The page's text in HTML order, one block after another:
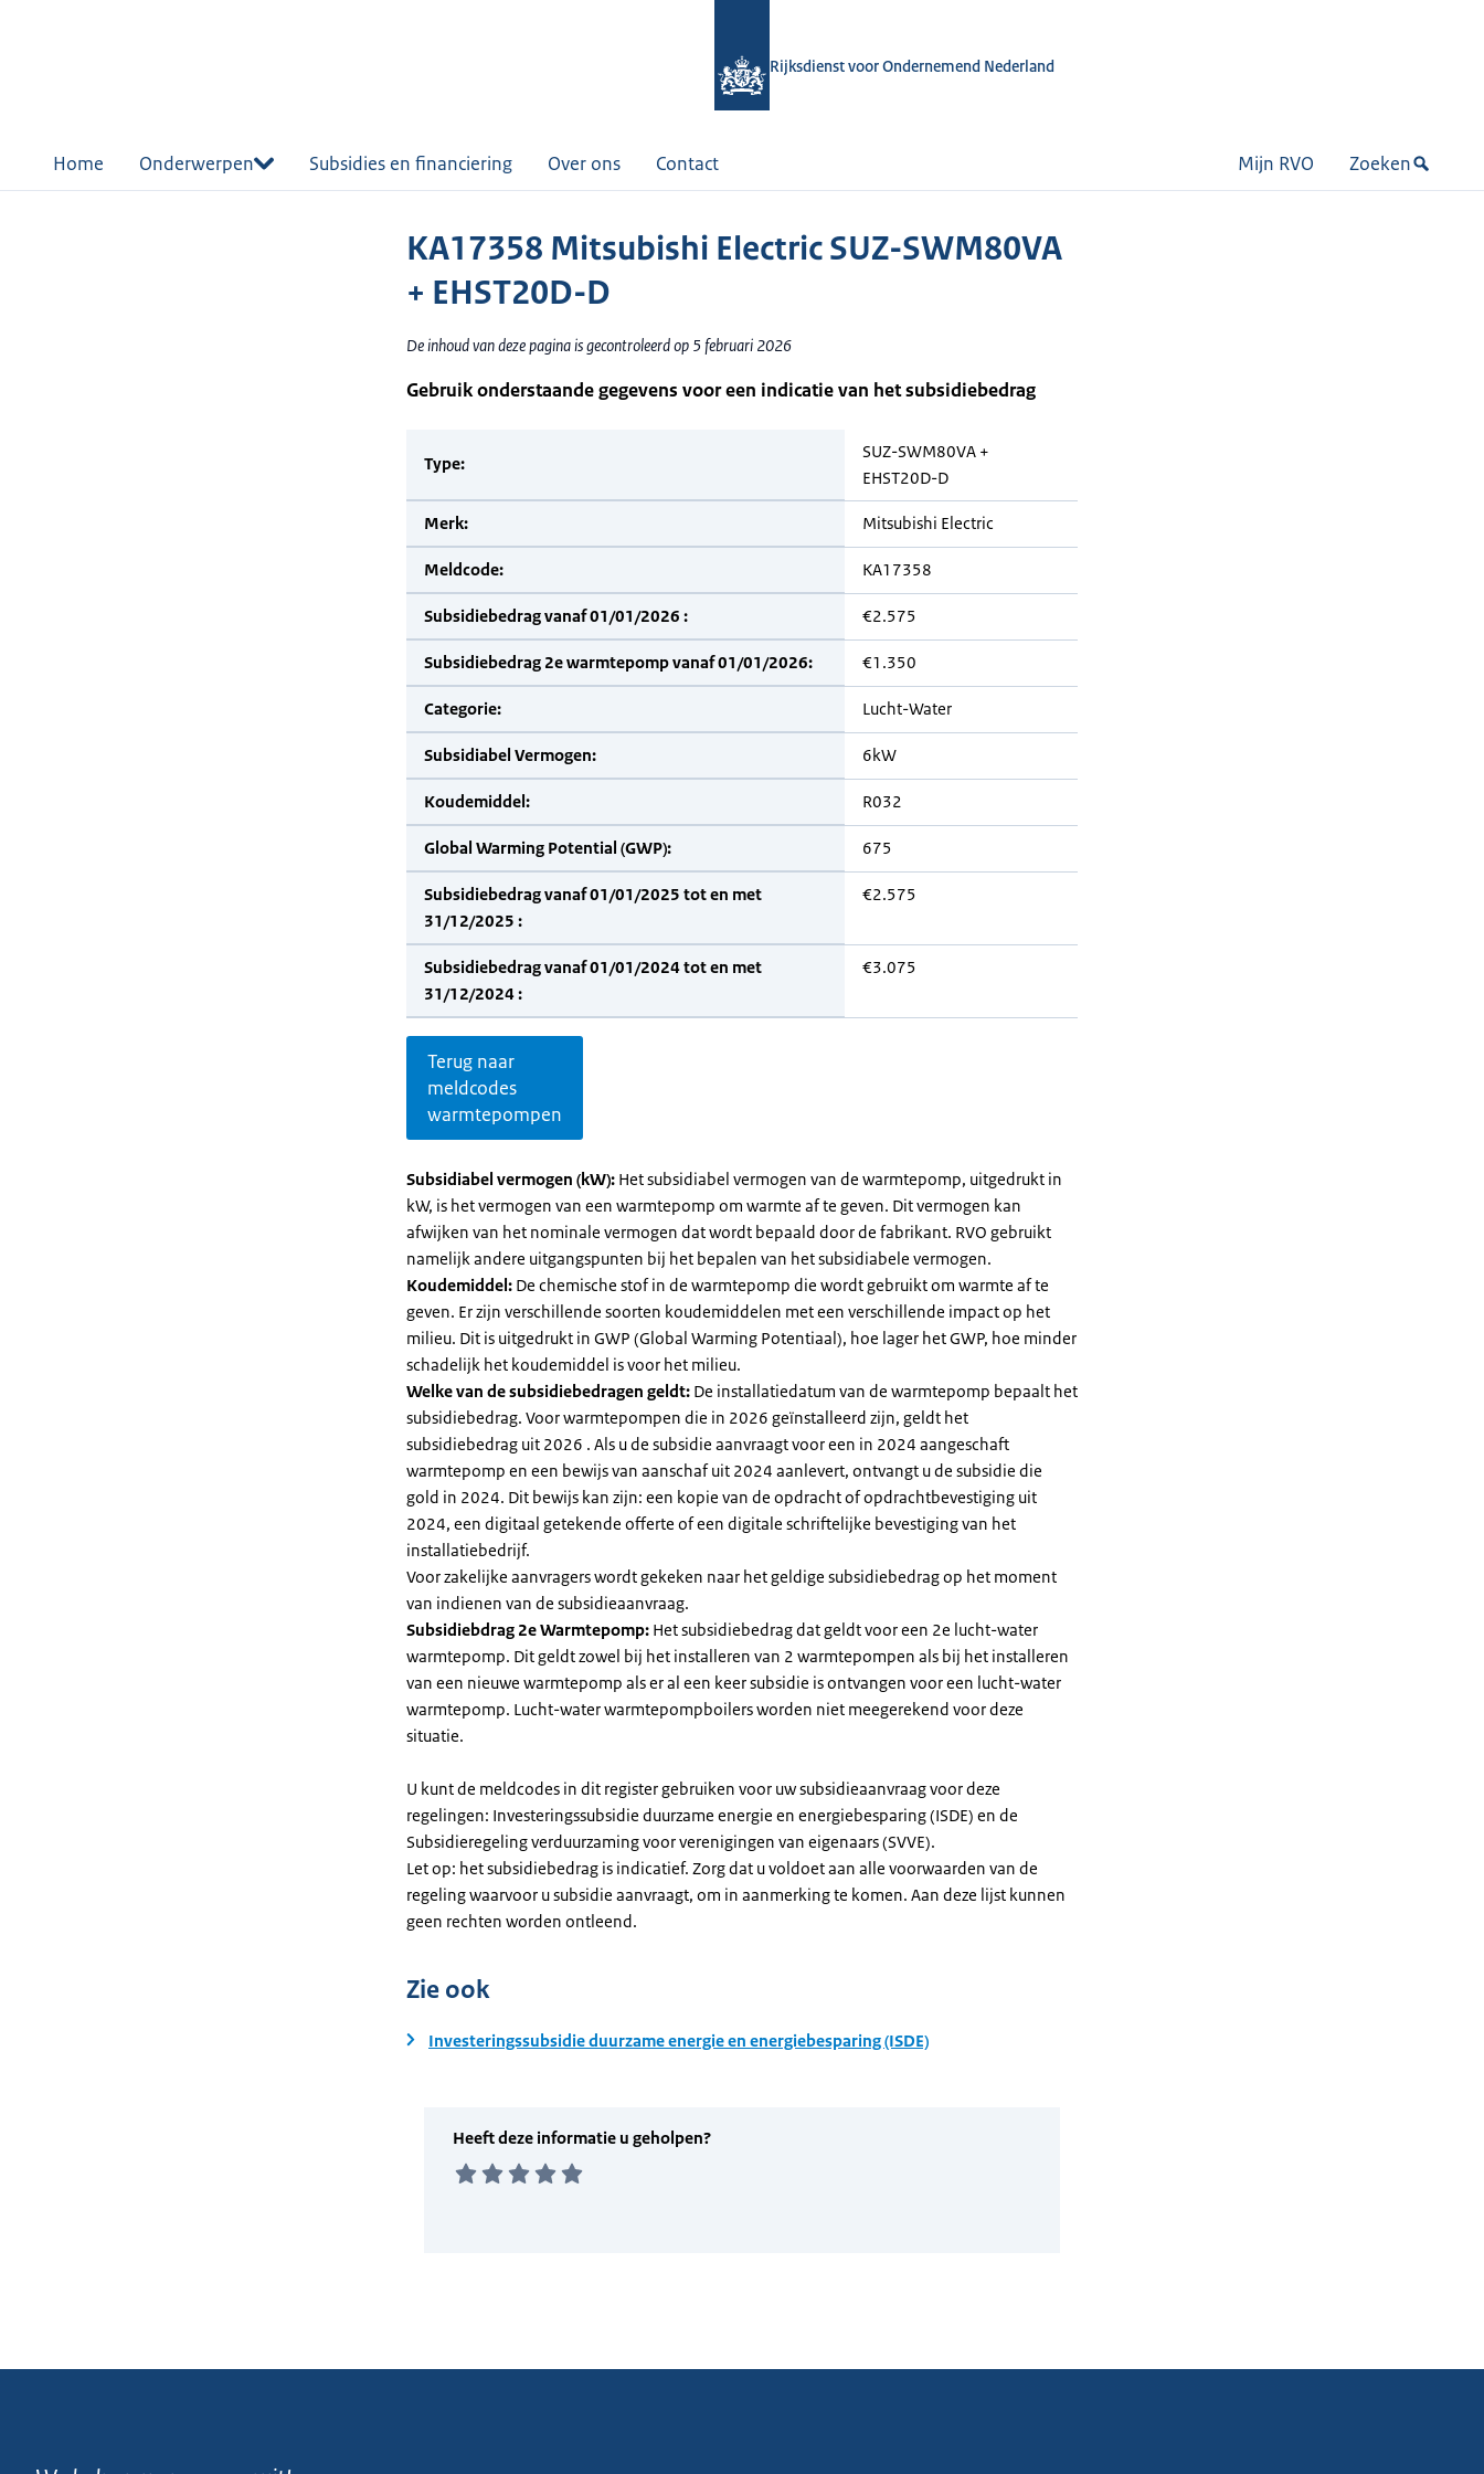
Rijksdienst voor Ondernemend Nederland
Home Onderwerpen Subsidies en financiering Over ons Contact Mijn RVO Zoeken
KA17358 Mitsubishi Electric SUZ-SWM80VA
+ EHST20D-D
De inhoud van deze pagina is gecontroleerd op 5 februari 2026
Gebruik onderstaande gegevens voor een indicatie van het subsidiebedrag
Type:
SUZ-SWM80VA +
EHST20D-D
Merk: Mitsubishi Electric
Meldcode: KA17358
Subsidiebedrag vanaf 01/01/2026 : €2.575
Subsidiebedrag 2e warmtepomp vanaf 01/01/2026: €1.350
Categorie: Lucht-Water
Subsidiabel Vermogen: 6kW
Koudemiddel: R032
Global Warming Potential (GWP): 675
Subsidiebedrag vanaf 01/01/2025 tot en met
31/12/2025 :
€2.575
Subsidiebedrag vanaf 01/01/2024 tot en met
31/12/2024 :
€3.075
Terug naar
meldcodes
warmtepompen
Subsidiabel vermogen (kW): Het subsidiabel vermogen van de warmtepomp, uitgedrukt in
kW, is het vermogen van een warmtepomp om warmte af te geven. Dit vermogen kan
afwijken van het nominale vermogen dat wordt bepaald door de fabrikant. RVO gebruikt
namelijk andere uitgangspunten bij het bepalen van het subsidiabele vermogen.
Koudemiddel: De chemische stof in de warmtepomp die wordt gebruikt om warmte af te
geven. Er zijn verschillende soorten koudemiddelen met een verschillende impact op het
milieu. Dit is uitgedrukt in GWP (Global Warming Potentiaal), hoe lager het GWP, hoe minder
schadelijk het koudemiddel is voor het milieu.
Welke van de subsidiebedragen geldt: De installatiedatum van de warmtepomp bepaalt het
subsidiebedrag. Voor warmtepompen die in 2026 geïnstalleerd zijn, geldt het
subsidiebedrag uit 2026 . Als u de subsidie aanvraagt voor een in 2024 aangeschaft
warmtepomp en een bewijs van aanschaf uit 2024 aanlevert, ontvangt u de subsidie die
gold in 2024. Dit bewijs kan zijn: een kopie van de opdracht of opdrachtbevestiging uit
2024, een digitaal getekende offerte of een digitale schriftelijke bevestiging van het
installatiebedrijf.
Voor zakelijke aanvragers wordt gekeken naar het geldige subsidiebedrag op het moment
van indienen van de subsidieaanvraag.
Subsidiebdrag 2e Warmtepomp: Het subsidiebedrag dat geldt voor een 2e lucht-water
warmtepomp. Dit geldt zowel bij het installeren van 2 warmtepompen als bij het installeren
van een nieuwe warmtepomp als er al een keer subsidie is ontvangen voor een lucht-water
warmtepomp. Lucht-water warmtepompboilers worden niet meegerekend voor deze
situatie.
U kunt de meldcodes in dit register gebruiken voor uw subsidieaanvraag voor deze
regelingen: Investeringssubsidie duurzame energie en energiebesparing (ISDE) en de
Subsidieregeling verduurzaming voor verenigingen van eigenaars (SVVE).
Let op: het subsidiebedrag is indicatief. Zorg dat u voldoet aan alle voorwaarden van de
regeling waarvoor u subsidie aanvraagt, om in aanmerking te komen. Aan deze lijst kunnen
geen rechten worden ontleend.
Zie ook
Investeringssubsidie duurzame energie en energiebesparing (ISDE)